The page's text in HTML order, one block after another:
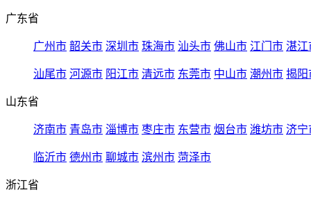
广东省
广州市 韶关市 深圳市 珠海市 汕头市 佛山市 江门市 湛江
汕尾市 河源市 阳江市 清远市 东莞市 中山市 潮州市 揭阳
山东省
济南市 青岛市 淄博市 枣庄市 东营市 烟台市 潍坊市 济宁
临沂市 德州市 聊城市 滨州市 菏泽市
浙江省